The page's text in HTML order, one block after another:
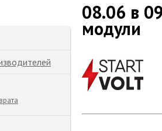
08.06 в
модули